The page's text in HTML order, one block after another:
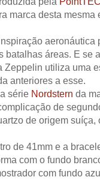
marca desta mesma
aeronáutica
batalhas áreas. E se
Zeppelin utiliza uma
anteriores a esse.
série Nordstern da
de
de origem suíça,
de 41mm e a
com o fundo
com fundo